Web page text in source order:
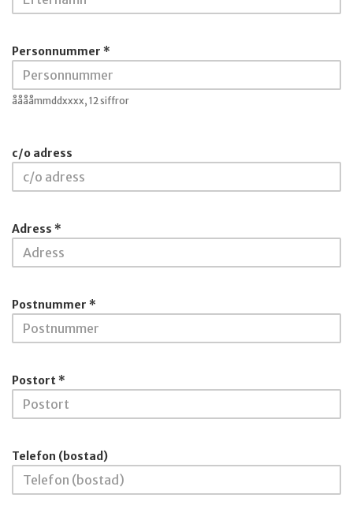
Personnummer *
ååååmmddxxxx, 12 siffror
c/o adress
Adress *
Postnummer *
Postort *
Telefon (bostad)